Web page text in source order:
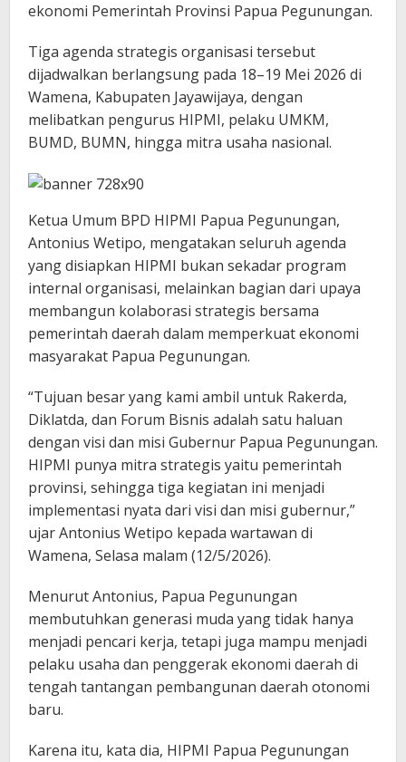
ekonomi Pemerintah Provinsi Papua Pegunungan.
Tiga agenda strategis organisasi tersebut
dijadwalkan berlangsung pada 18–19 Mei 2026 di
Wamena, Kabupaten Jayawijaya, dengan
melibatkan pengurus HIPMI, pelaku UMKM,
BUMD, BUMN, hingga mitra usaha nasional.
Ketua Umum BPD HIPMI Papua Pegunungan,
Antonius Wetipo, mengatakan seluruh agenda
yang disiapkan HIPMI bukan sekadar program
internal organisasi, melainkan bagian dari upaya
membangun kolaborasi strategis bersama
pemerintah daerah dalam memperkuat ekonomi
masyarakat Papua Pegunungan.
“Tujuan besar yang kami ambil untuk Rakerda,
Diklatda, dan Forum Bisnis adalah satu haluan
dengan visi dan misi Gubernur Papua Pegunungan.
HIPMI punya mitra strategis yaitu pemerintah
provinsi, sehingga tiga kegiatan ini menjadi
implementasi nyata dari visi dan misi gubernur,”
ujar Antonius Wetipo kepada wartawan di
Wamena, Selasa malam (12/5/2026).
Menurut Antonius, Papua Pegunungan
membutuhkan generasi muda yang tidak hanya
menjadi pencari kerja, tetapi juga mampu menjadi
pelaku usaha dan penggerak ekonomi daerah di
tengah tantangan pembangunan daerah otonomi
baru.
Karena itu, kata dia, HIPMI Papua Pegunungan